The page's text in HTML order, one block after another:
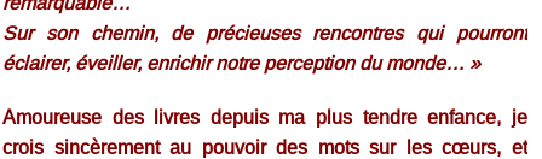
Sur son chemin, de précieuses rencontres qui pourront
éclairer, éveiller, enrichir notre perception du monde… »
Amoureuse des livres depuis ma plus tendre enfance, je
crois sincèrement au pouvoir des mots sur les cœurs, et